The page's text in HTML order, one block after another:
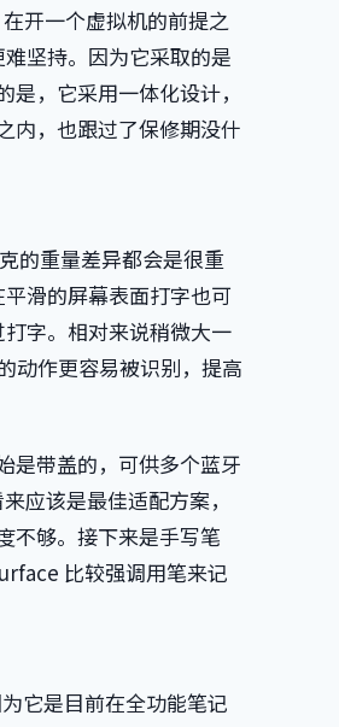
开一个虚拟机的前提之
坚持。因为它采取的是
，它采用一体化设计，
内，也跟过了保修期没什
的重量差异都会是很重
滑的屏幕表面打字也可
字。相对来说稍微大一
动作更容易被识别，提高
是带盖的，可供多个蓝牙
应该是最佳适配方案，
不够。接下来是手写笔
比较强调用笔来记
它是目前在全功能笔记